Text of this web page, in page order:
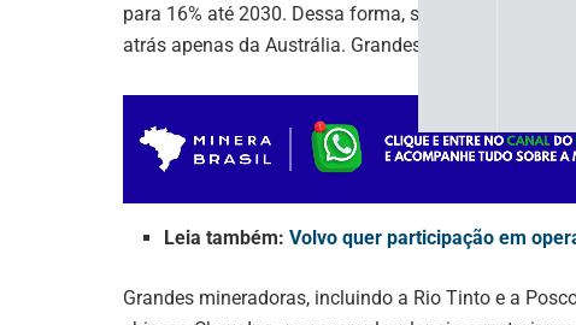
para 16% até 2030. Dessa forma, superará o Chile
atrás apenas da Austrália. Grandes mineradoras
Leia também:Volvo quer participação em
Grandes mineradoras, incluindo a Rio Tinto e a